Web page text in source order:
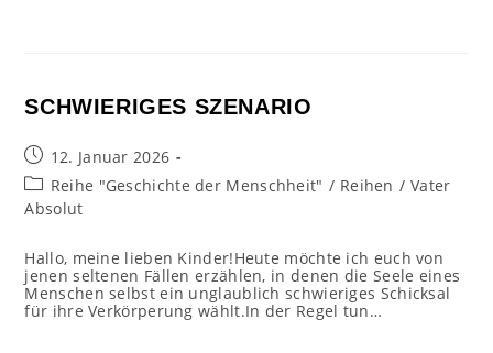
SCHWIERIGES SZENARIO
Beitrag
veröffentlicht:
12. Januar 2026
Beitrags-
Kategorie:
Reihe "Geschichte der Menschheit" / Reihen / Vater
Absolut
Hallo, meine lieben Kinder!Heute möchte ich euch von
jenen seltenen Fällen erzählen, in denen die Seele eines
Menschen selbst ein unglaublich schwieriges Schicksal
für ihre Verkörperung wählt.In der Regel tun…